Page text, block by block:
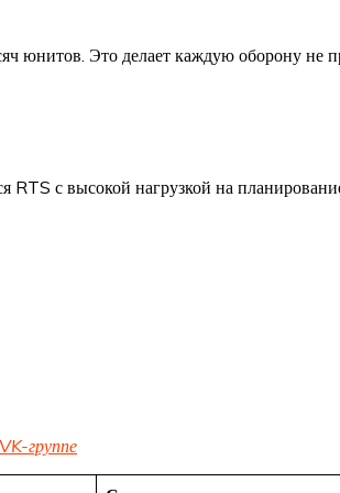
юнитов. Это делает каждую оборону не
RTS с высокой нагрузкой на
VK-группе